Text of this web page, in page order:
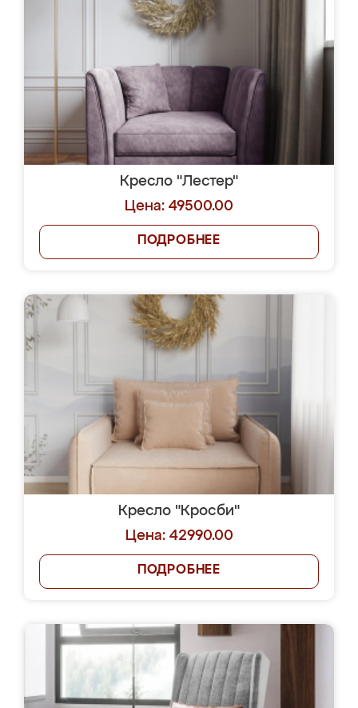
Кресло "Лестер"
Цена: 49500.00
ПОДРОБНЕЕ
Кресло "Кросби"
Цена: 42990.00
ПОДРОБНЕЕ